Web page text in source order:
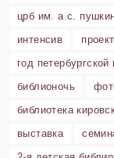
црб им. а.с.
интенсив
год петербургской
библионочь
библиотека
выставка